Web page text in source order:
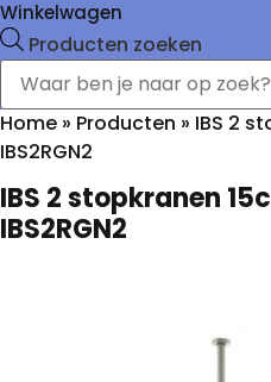
Winkelwagen
Producten zoeken
Home » Producten » IBS 2
IBS2RGN2
IBS 2 stopkranen
IBS2RGN2